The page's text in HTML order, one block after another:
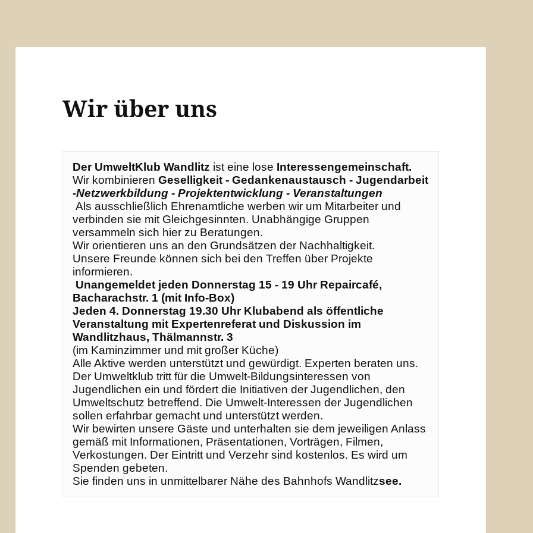
Wir über uns
Der UmweltKlub Wandlitz ist eine lose
Wir kombinieren Geselligkeit - Gedankenaustausch - Jugendarbeit
-Netzwerkbildung - Projektentwicklung - Veranstaltungen
Als ausschließlich Ehrenamtliche werben wir um Mitarbeiter und
verbinden sie mit Gleichgesinnten. Unabhängige Gruppen
versammeln sich hier zu Beratungen.
Wir orientieren uns an den Grundsätzen der Nachhaltigkeit.
Unsere Freunde können sich bei den Treffen über Projekte
Bacharachstr. 1 (mit Info-Box)
Jeden 4. Donnerstag 19.30 Uhr Klubabend als öffentliche
Veranstaltung mit Expertenreferat und Diskussion im
(im Kaminzimmer und mit großer Küche)
Alle Aktive werden unterstützt und gewürdigt. Experten beraten uns.
Der Umweltklub tritt für die Umwelt-Bildungsinteressen von
Jugendlichen ein und fördert die Initiativen der Jugendlichen, den
Umweltschutz betreffend. Die Umwelt-Interessen der Jugendlichen
Wir bewirten unsere Gäste und unterhalten sie dem jeweiligen Anlass
gemäß mit Informationen, Präsentationen, Vorträgen, Filmen,
Verkostungen. Der Eintritt und Verzehr sind kostenlos. Es wird um
Spenden gebeten.
Sie finden uns in unmittelbarer Nähe des Bahnhofs Wandlitzsee.